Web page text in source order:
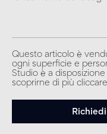
Questo articolo è
ogni superficie e
Studio è a
scoprirne di più